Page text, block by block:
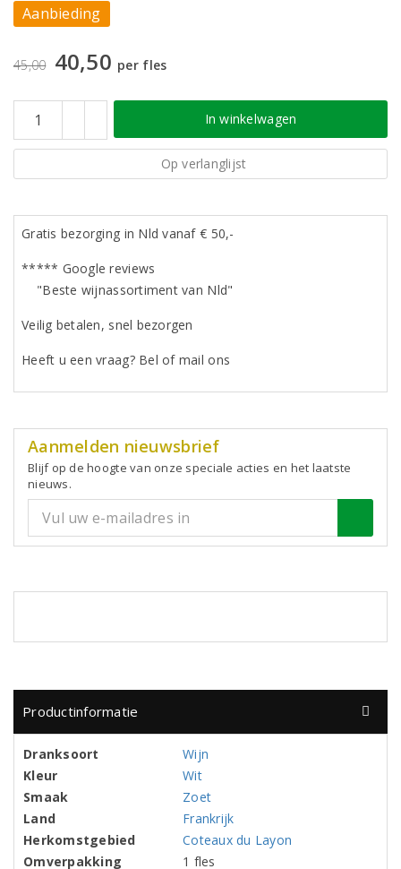
Aanbieding
45,00 40,50 per fles
In winkelwagen
Op verlanglijst
Gratis bezorging in Nld vanaf € 50,-
***** Google reviews
"Beste wijnassortiment van Nld"
Veilig betalen, snel bezorgen
Heeft u een vraag? Bel of mail ons
Aanmelden nieuwsbrief
Blijf op de hoogte van onze speciale acties en het laatste
nieuws.
Productinformatie
Dranksoort
Wijn
Kleur
Wit
Smaak
Zoet
Land
Frankrijk
Herkomstgebied
Coteaux du Layon
Omverpakking
1 fles